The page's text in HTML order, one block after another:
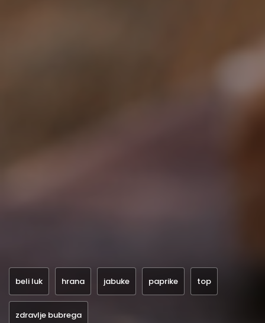
beli luk hrana jabuke paprike top
zdravlje bubrega